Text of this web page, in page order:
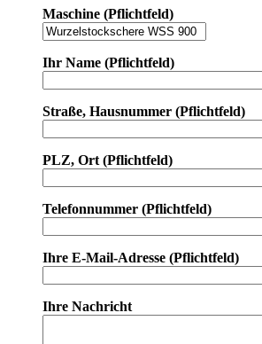
Maschine (Pflichtfeld)
Ihr Name (Pflichtfeld)
Straße, Hausnummer (Pflichtfeld)
PLZ, Ort (Pflichtfeld)
Telefonnummer (Pflichtfeld)
Ihre E-Mail-Adresse (Pflichtfeld)
Ihre Nachricht